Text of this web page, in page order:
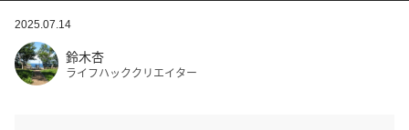
2025.07.14
鈴木杏
ライフハッククリエイター